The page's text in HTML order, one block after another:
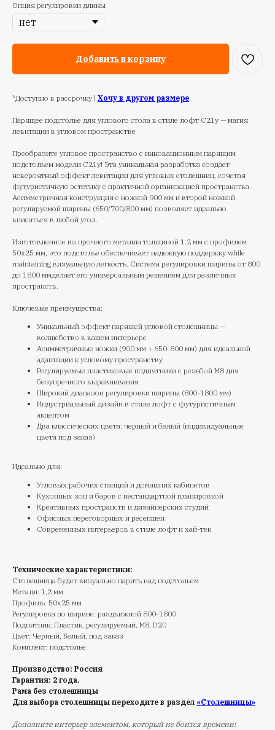
Опция регулировки длины
Добавить в корзину
*Доступно в рассрочку | Хочу в другом размере
Парящее подстолье для углового стола в стиле лофт С21у — магия
левитации в угловом пространстве
Преобразите угловое пространство с инновационным парящим
подстольем модели С21у! Эта уникальная разработка создает
невероятный эффект левитации для угловых столешниц, сочетая
футуристичную эстетику с практичной организацией пространства.
Асимметричная конструкция с ножкой 900 мм и второй ножкой
регулируемой ширины (650/700/800 мм) позволяет идеально
вписаться в любой угол.
Изготовленное из прочного металла толщиной 1.2 мм с профилем
50х25 мм, это подстолье обеспечивает надежную поддержку while
maintaining визуальную легкость. Система регулировки ширины от 800
до 1800 ммделает его универсальным решением для различных
пространств.
Ключевые преимущества:
Уникальный эффект парящей угловой столешницы —
волшебство в вашем интерьере
Асимметричные ножки (900 мм + 650-800 мм) для идеальной
адаптации к угловому пространству
Регулируемые пластиковые подпятники с резьбой М8 для
безупречного выравнивания
Широкий диапазон регулировки ширины (800-1800 мм)
Индустриальный дизайн в стиле лофт с футуристичным
акцентом
Два классических цвета: черный и белый (индивидуальные
цвета под заказ)
Идеально для:
Угловых рабочих станций и домашних кабинетов
Кухонных зон и баров с нестандартной планировкой
Креативных пространств и дизайнерских студий
Офисных переговорных и ресепшен
Современных интерьеров в стиле лофт и хай-тек
Технические характеристики:
Столешница будет визуально парить над подстольем
Металл: 1,2 мм
Профиль: 50х25 мм
Регулировка по ширине: раздвижной 800-1800
Подпятник: Пластик, регулируемый, M8, D20
Цвет: Черный, Белый, под заказ
Комплект: подстолье
Производство: Россия
Гарантия: 2 года.
Рама без столешницы
Для выбора столешницы переходите в раздел «Столешницы»
Дополните интерьер элементом, который не боится времени!